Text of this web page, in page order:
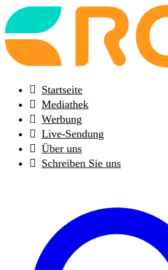
Back
to
frontpage
Startseite
Mediathek
Werbung
Live-Sendung
Über uns
Schreiben Sie uns